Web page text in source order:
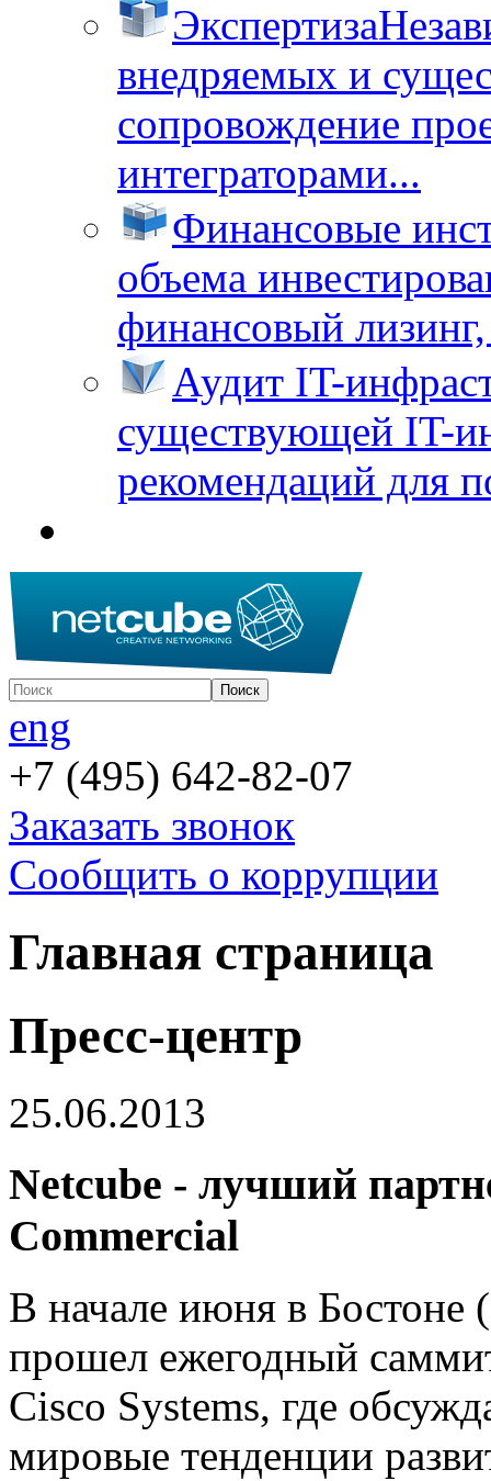
Экспертиза
внедряемых и
сопровождение
интеграторами...
Финансовые
объема
финансовый
Аудит IT-
существующей IT-
рекомендаций для
eng
+7 (495) 642-82-07
Заказать звонок
Сообщить о коррупции
Главная страница
Пресс-центр
25.06.2013
Netcube - лучший
Commercial
В начале июня в
прошел ежегодный
Cisco Systems, где
мировые тенденции